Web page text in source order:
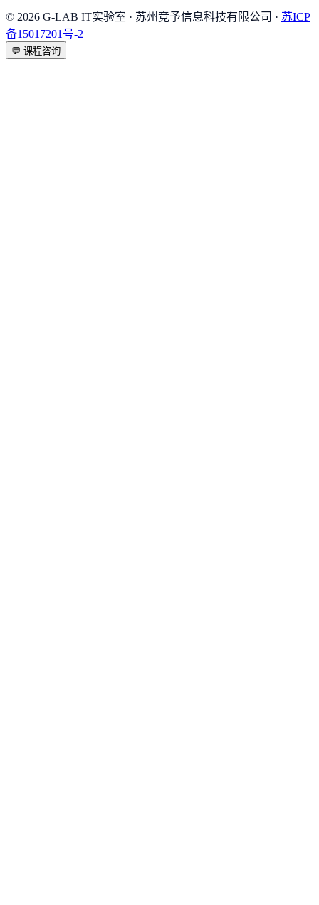
© 2026 G-LAB IT实验室 · 苏州竞予信息科技有限公司 · 苏ICP
备15017201号-2
💬 课程咨询